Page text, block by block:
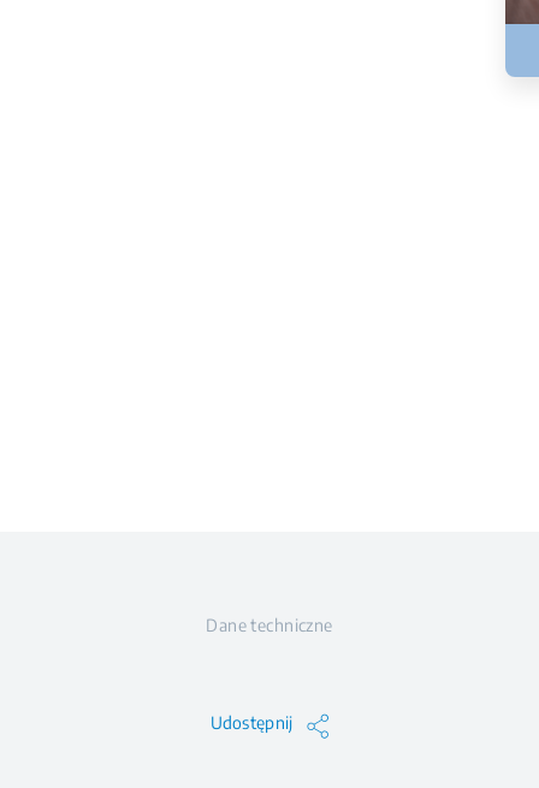
Dane techniczne
Udostępnij